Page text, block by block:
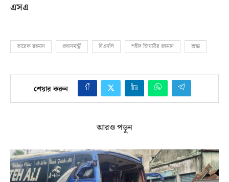
এসএ
তারেক রহমান প্রধানমন্ত্রী বিএনপি শহীদ জিয়াউর রহমান শ্রদ্ধা
শেয়ার করুন
আরও পড়ুন